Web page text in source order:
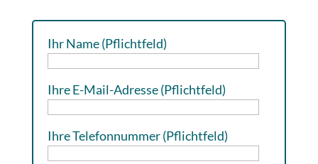
Ihr Name (Pflichtfeld)
Ihre E-Mail-Adresse (Pflichtfeld)
Ihre Telefonnummer (Pflichtfeld)